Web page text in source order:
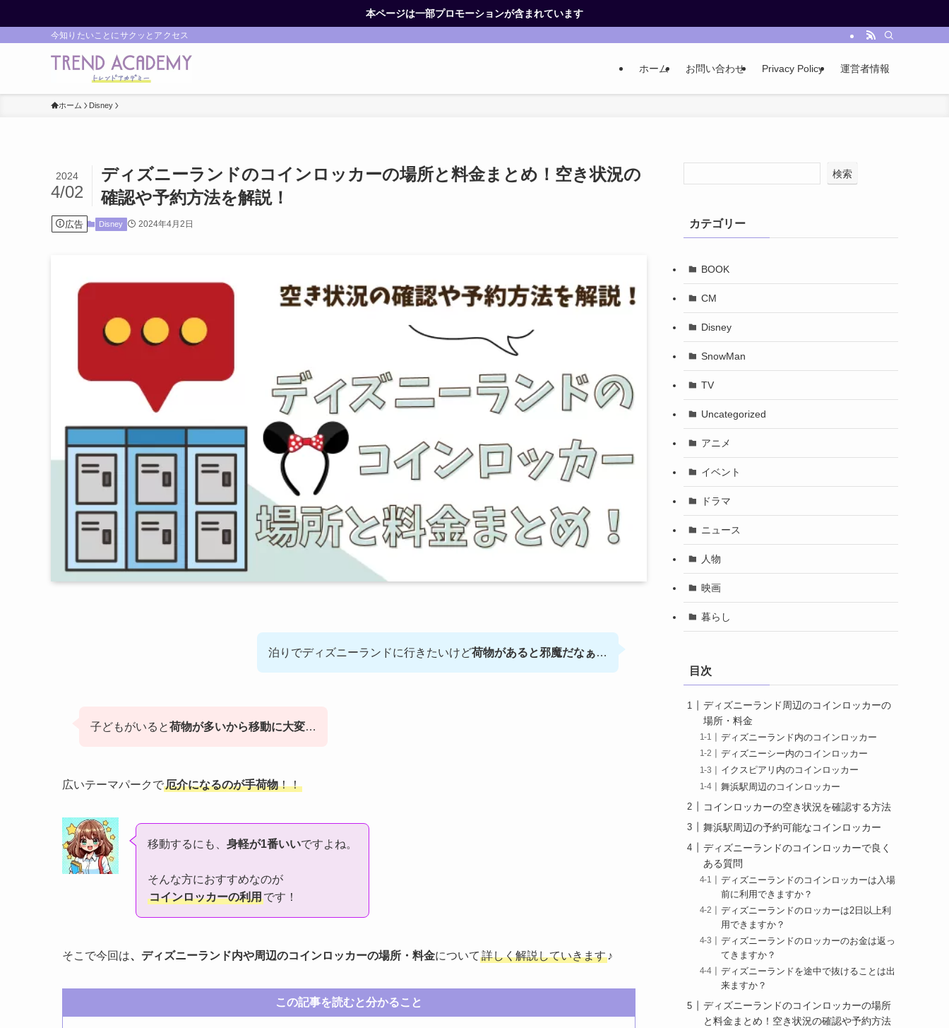
本ページは一部プロモーションが含まれています
今知りたいことにサクッとアクセス
ホーム お問い合わせ Privacy Policy 運営者情報
ホーム Disney
ディズニーランドのコインロッカーの場所と料金まとめ！空き状況の
確認や予約方法を解説！
2024
4/02
広告 Disney 2024年4月2日
泊りでディズニーランドに行きたいけど荷物があると邪魔だなぁ…
子どもがいると荷物が多いから移動に大変…
広いテーマパークで厄介になるのが手荷物！！
移動するにも、 身軽が1番いいですよね。
そんな方におすすめなのが
コインロッカーの利用です！
そこで今回は、ディズニーランド内や周辺のコインロッカーの場所・料金について 詳しく解説していきます♪
この記事を読むと分かること
検索
カテゴリー
BOOK
CM
Disney
SnowMan
TV
Uncategorized
アニメ
イベント
ドラマ
ニュース
人物
映画
暮らし
目次
ディズニーランド周辺のコインロッカーの
場所・料金
ディズニーランド内のコインロッカー
ディズニーシー内のコインロッカー
イクスピアリ内のコインロッカー
舞浜駅周辺のコインロッカー
コインロッカーの空き状況を確認する方法
舞浜駅周辺の予約可能なコインロッカー
ディズニーランドのコインロッカーで良く
ある質問
ディズニーランドのコインロッカーは入場
前に利用できますか？
ディズニーランドのロッカーは2日以上利
用できますか？
ディズニーランドのロッカーのお金は返っ
てきますか？
ディズニーランドを途中で抜けることは出
来ますか？
ディズニーランドのコインロッカーの場所
と料金まとめ！空き状況の確認や予約方法